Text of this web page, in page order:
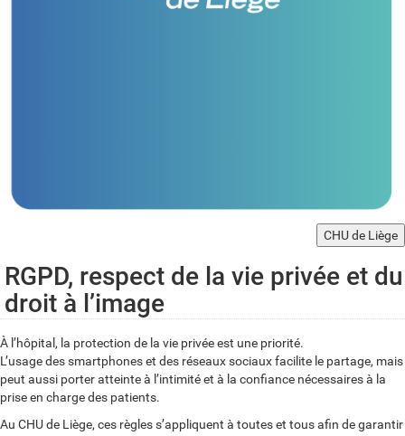
CHU de Liège
RGPD, respect de la vie privée et du
droit à l’image
À l’hôpital, la protection de la vie privée est une priorité.
L’usage des smartphones et des réseaux sociaux facilite le partage, mais
peut aussi porter atteinte à l’intimité et à la confiance nécessaires à la
prise en charge des patients.
Au CHU de Liège, ces règles s’appliquent à toutes et tous afin de garantir